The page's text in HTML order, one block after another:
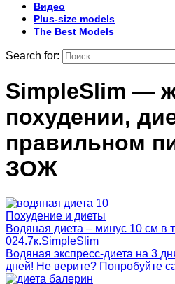
Видео
Plus-size models
The Best Models
Search for:
SimpleSlim —
похудении,
правильном
ЗОЖ
Похудение и диеты
Водяная диета – минус 10 см в
024.7к.SimpleSlim
Водяная экспресс-диета на 3
дней! Не верите? Попробуйте